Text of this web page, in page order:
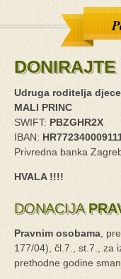
DONIRAJTE
Udruga roditelja
MALI PRINC
SWIFT: PBZGHR2X
IBAN:
Privredna banka
HVALA !!!!
DONACIJA
Pravnim osobama,
177/04), čl.7., st.7., za
prethodne godine